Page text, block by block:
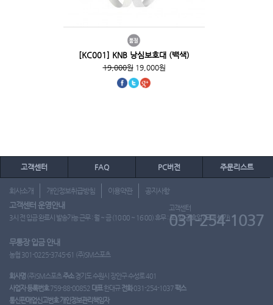
[KC001] KNB 낭심보호대 (백색)
19,000원19,000원
고객센터 FAQ PC버전 주문리스트
회사소개 개인정보취급방침 이용약관 공지사항
고객센터 운영안내
3시 전 입금 완료시 발송가능 근무 : 월 ~ 금 (10:00 ~ 16:00) 휴무 : 토, 일, 공휴일 (도매 불가)
고객센터
031-254-1037
무통장 입금 안내
농협 301-0225-3745-61 (주)SM스포츠
회사명 (주)SM스포츠주소경기도 수원시 장안구 수성로 401
사업자 등록번호759-88-00852 대표한대규 전화031-254-1037팩스
통신판매업신고번호 개인정보관리책임자